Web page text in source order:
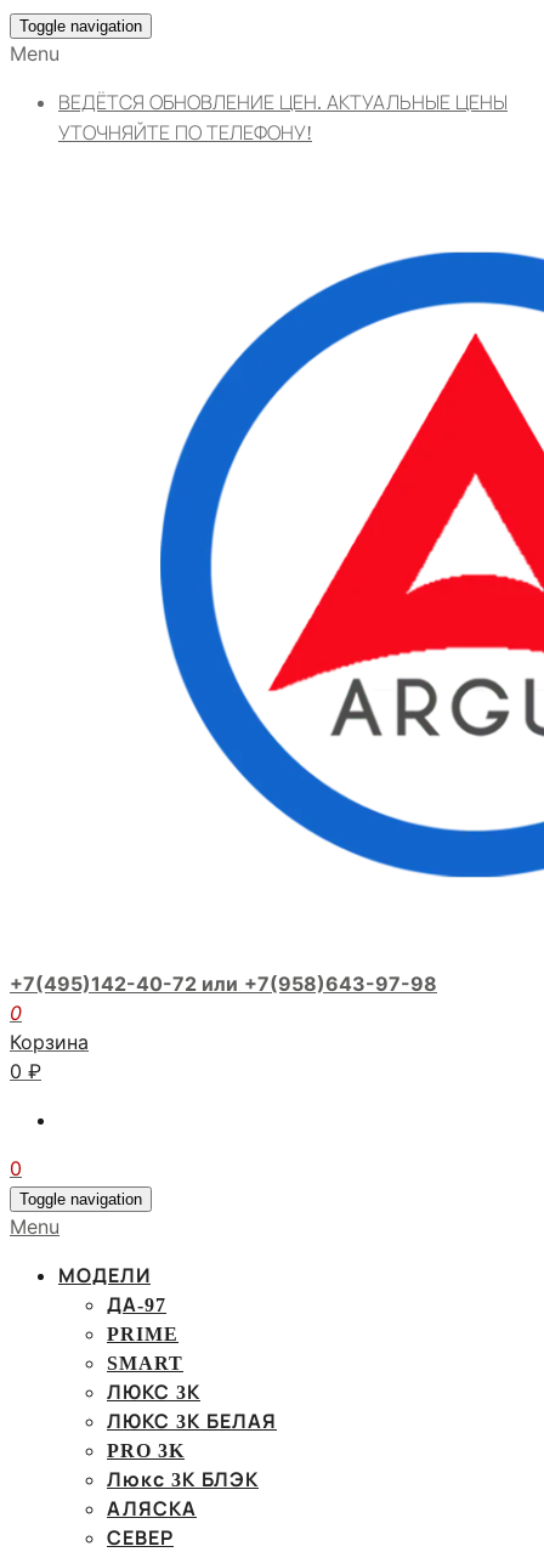
Toggle navigation
Menu
ВЕДЁТСЯ ОБНОВЛЕНИЕ ЦЕН. АКТУАЛЬНЫЕ ЦЕНЫ
УТОЧНЯЙТЕ ПО ТЕЛЕФОНУ!
+7(495)142-40-72 или +7(958)643-97-98
0
Корзина
0 ₽
0
Toggle navigation
Menu
МОДЕЛИ
ДА-97
PRIME
SMART
ЛЮКС 3К
ЛЮКС 3К БЕЛАЯ
PRO 3K
Люкс 3К БЛЭК
АЛЯСКА
СЕВЕР